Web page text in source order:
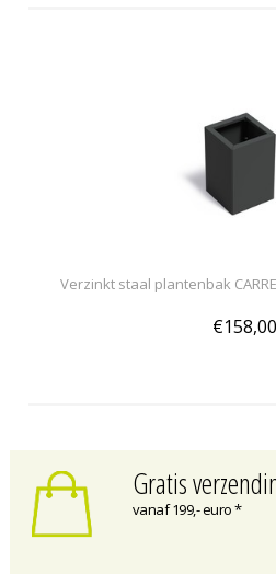
Verzinkt staal plantenbak
€158,00
Gratis
vanaf 199,- euro *